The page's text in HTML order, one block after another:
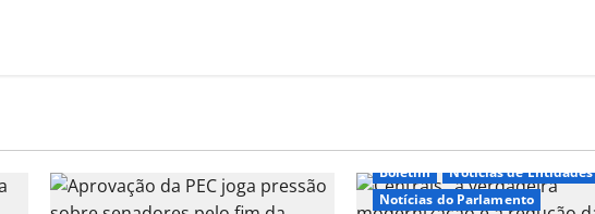
Boletim
Notícias de Entidades
Notícias do Parlamento